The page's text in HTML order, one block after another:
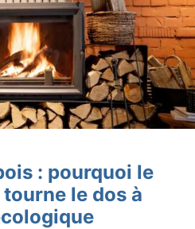
: pourquoi le
le dos à